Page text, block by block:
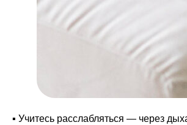
▪️ Учитесь расслабляться — через